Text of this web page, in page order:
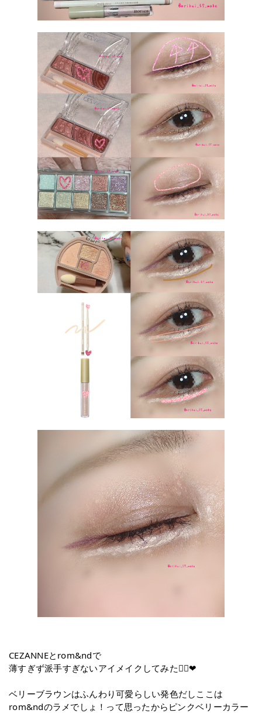
CEZANNEとrom&ndで
薄すぎず派手すぎないアイメイクしてみた✊🏻‪❤︎
ベリーブラウンはふんわり可愛らしい発色だしここは
rom&ndのラメでしょ！って思ったからピンクベリーカラー